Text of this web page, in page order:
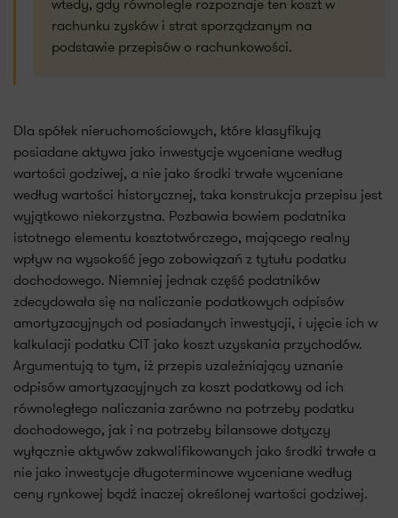
rachunku zysków i strat sporządzanym na
podstawie przepisów o rachunkowości.
Dla spółek nieruchomościowych, które klasyfikują
posiadane aktywa jako inwestycje wyceniane według
wartości godziwej, a nie jako środki trwałe wyceniane
według wartości historycznej, taka konstrukcja przepisu jest
wyjątkowo niekorzystna. Pozbawia bowiem podatnika
istotnego elementu kosztotwórczego, mającego realny
wpływ na wysokość jego zobowiązań z tytułu podatku
dochodowego. Niemniej jednak część podatników
zdecydowała się na naliczanie podatkowych odpisów
amortyzacyjnych od posiadanych inwestycji, i ujęcie ich w
kalkulacji podatku CIT jako koszt uzyskania przychodów.
Argumentują to tym, iż przepis uzależniający uznanie
odpisów amortyzacyjnych za koszt podatkowy od ich
równoległego naliczania zarówno na potrzeby podatku
dochodowego, jak i na potrzeby bilansowe dotyczy
wyłącznie aktywów zakwalifikowanych jako środki trwałe a
nie jako inwestycje długoterminowe wyceniane według
ceny rynkowej bądź inaczej określonej wartości godziwej.